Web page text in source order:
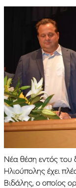
Νέα θέση εντός του
Ηλιούπολης έχει
Βιδάλης, ο οποίος